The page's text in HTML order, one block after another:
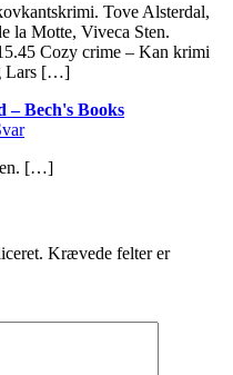
Tove Alsterdal,
la Motte, Viveca Sten.
Cozy crime – Kan krimi
Lars […]
– Bech's Books
[…]
Krævede felter er